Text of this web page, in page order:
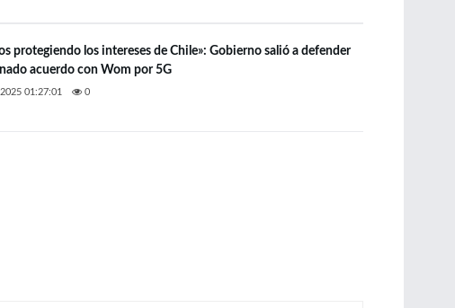
protegiendo los intereses de Chile»: Gobierno salió a defender
acuerdo con Wom por 5G
01:27:01 0